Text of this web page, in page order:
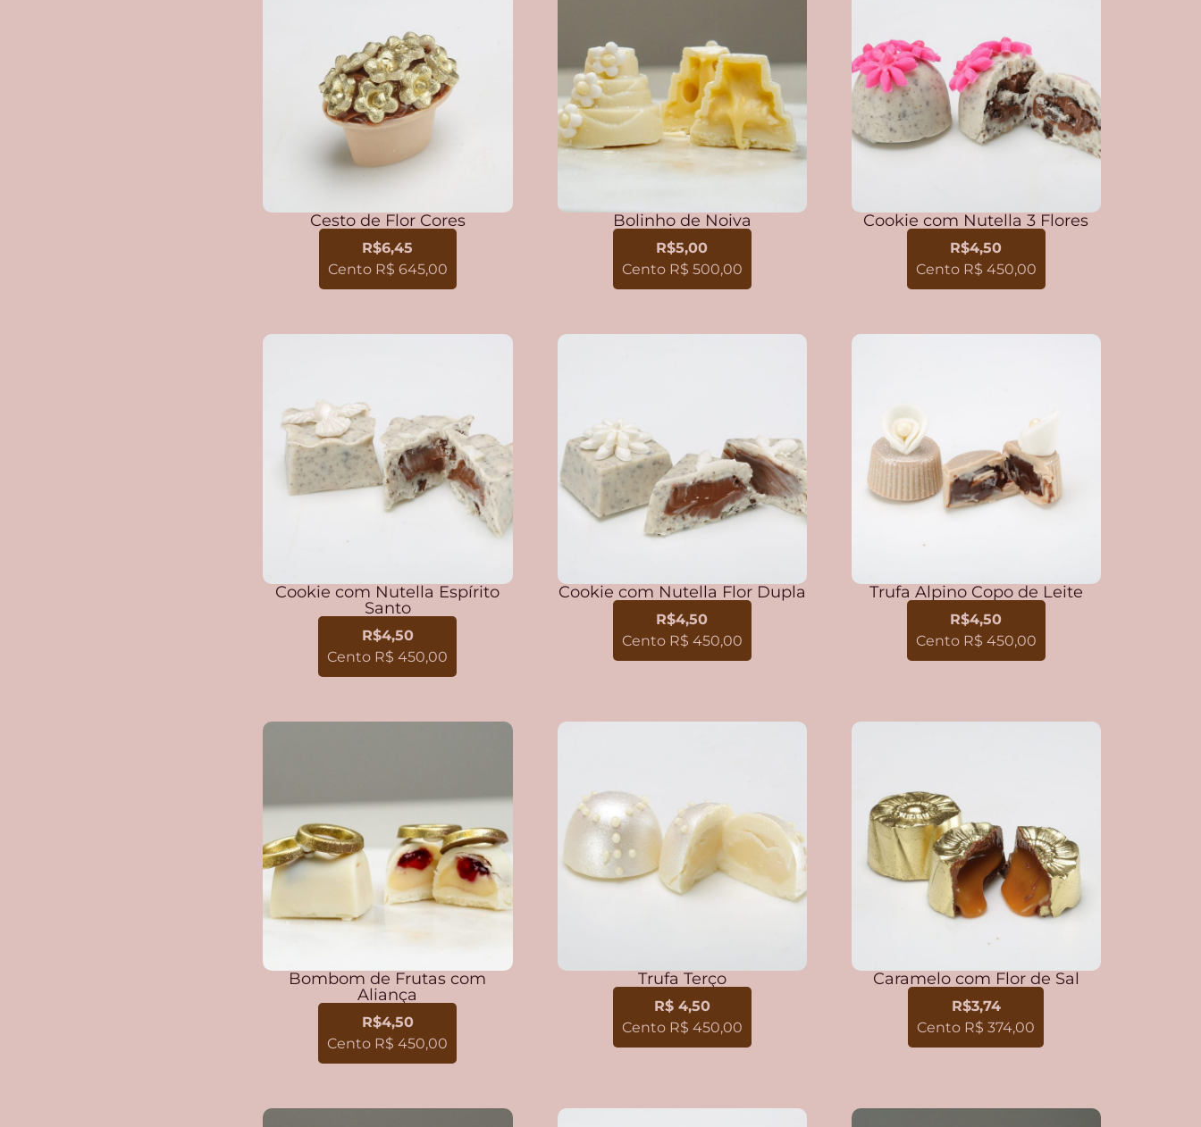
Cesto de Flor Cores
R$6,45
Cento R$ 645,00
Bolinho de Noiva
R$5,00
Cento R$ 500,00
Cookie com Nutella 3 Flores
R$4,50
Cento R$ 450,00
Cookie com Nutella Espírito
Santo
R$4,50
Cento R$ 450,00
Cookie com Nutella Flor Dupla
R$4,50
Cento R$ 450,00
Trufa Alpino Copo de Leite
R$4,50
Cento R$ 450,00
Bombom de Frutas com
Aliança
R$4,50
Cento R$ 450,00
Trufa Terço
R$ 4,50
Cento R$ 450,00
Caramelo com Flor de Sal
R$3,74
Cento R$ 374,00